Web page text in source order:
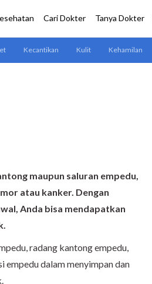
maupun saluran empedu,
atau kanker. Dengan
Anda bisa mendapatkan
radang kantong empedu,
empedu dalam menyimpan dan